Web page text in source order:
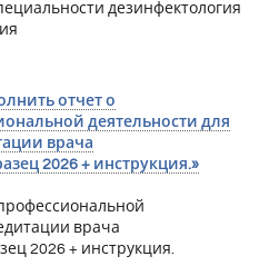
дезинфектология
отчет о
деятельности для
врача
2026 + инструкция.»
врача
2026 + инструкция.